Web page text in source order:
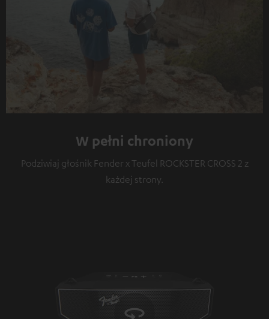
W pełni chroniony
Podziwiaj głośnik Fender x Teufel ROCKSTER CROSS 2 z
każdej strony.